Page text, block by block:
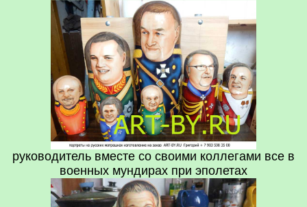
руководитель вместе со своими коллегами все в
военных мундирах при эполетах